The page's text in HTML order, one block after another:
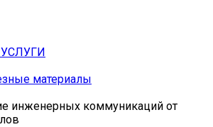
материалы
инженерных коммуникаций от